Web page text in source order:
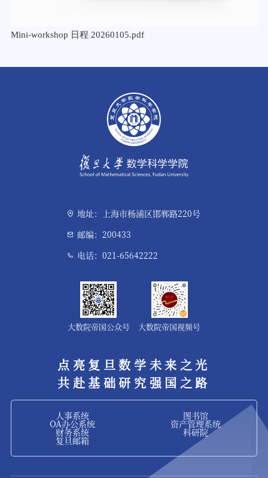
Mini-workshop 日程 20260105.pdf
地址：上海市杨浦区邯郸路220号
邮编：200433
电话：021-65642222
大数院帝国公众号 大数院帝国视频号
点亮复旦数学未来之光
共赴基础研究强国之路
人事系统 图书馆
OA办公系统 资产管理系统
财务系统 科研院
复旦邮箱